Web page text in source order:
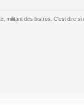
militant des bistros. C'est dire